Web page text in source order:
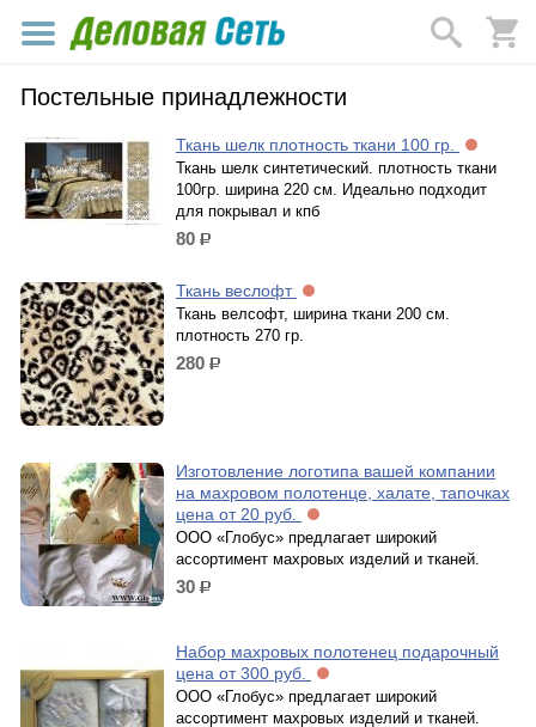
Постельные принадлежности
Ткань шелк плотность ткани 100 гр.
Ткань шелк синтетический. плотность ткани
100гр. ширина 220 см. Идеально подходит
для покрывал и кпб
80 р.
Ткань веслофт
Ткань велсофт, ширина ткани 200 см.
плотность 270 гр.
280 р.
Изготовление логотипа вашей компании
на махровом полотенце, халате, тапочках
цена от 20 руб.
ООО «Глобус» предлагает широкий
ассортимент махровых изделий и тканей.
30 р.
Набор махровых полотенец подарочный
цена от 300 руб.
ООО «Глобус» предлагает широкий
ассортимент махровых изделий и тканей.